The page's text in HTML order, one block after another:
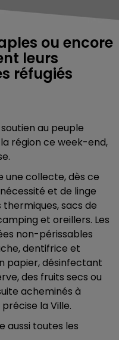
ou encore
leurs
réfugiés
au peuple
région ce week-end,
une collecte, dès ce
et de linge
sacs de
et oreillers. Les
non-périssables
dentifrice et
papier, désinfectant
des fruits secs ou
acheminés à
précise la Ville.
aussi toutes les